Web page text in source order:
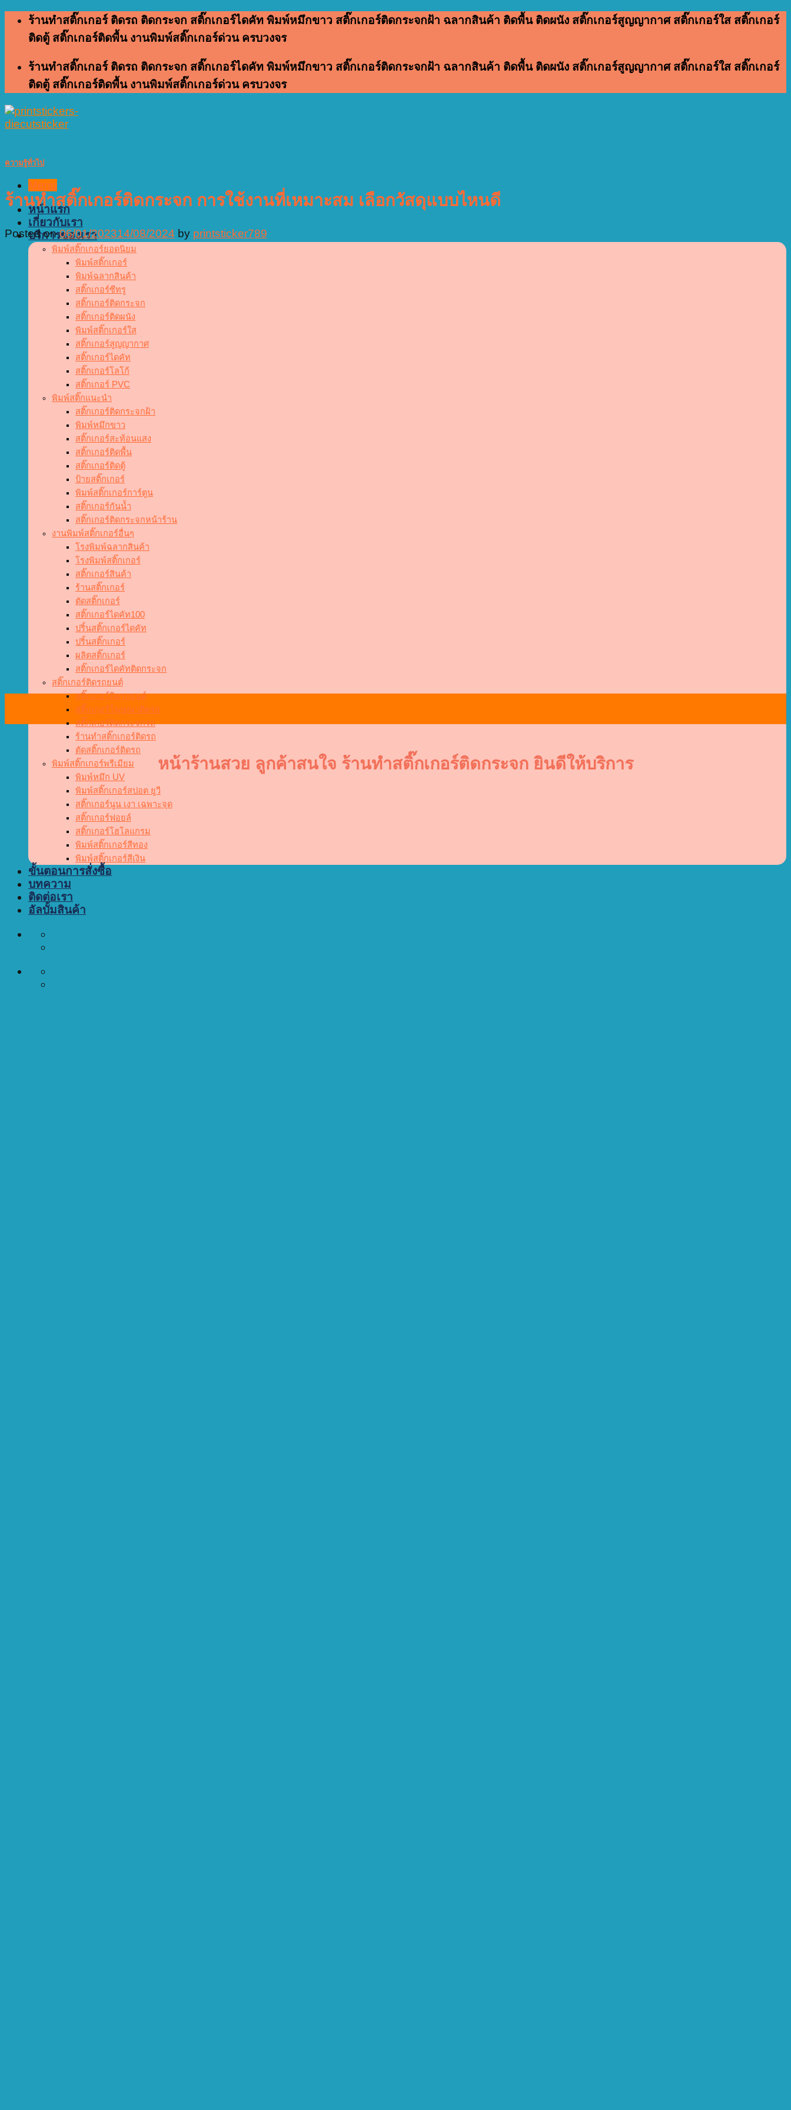
Skip
content
ร้านทำสติ๊กเกอร์ ติดรถ ติดกระจก สติ๊กเกอร์ไดคัท พิมพ์หมึกขาว สติ๊กเกอร์ติดกระจกฝ้า ฉลากสินค้า ติดพื้น ติดผนัง สติ๊กเกอร์สูญญากาศ สติ๊กเกอร์ใส สติ๊กเกอร์
ติดตู้ สติ๊กเกอร์ติดพื้น งานพิมพ์สติ๊กเกอร์ด่วน ครบวงจร
ร้านทำสติ๊กเกอร์ ติดรถ ติดกระจก สติ๊กเกอร์ไดคัท พิมพ์หมึกขาว สติ๊กเกอร์ติดกระจกฝ้า ฉลากสินค้า ติดพื้น ติดผนัง สติ๊กเกอร์สูญญากาศ สติ๊กเกอร์ใส สติ๊กเกอร์
ติดตู้ สติ๊กเกอร์ติดพื้น งานพิมพ์สติ๊กเกอร์ด่วน ครบวงจร
Menu
หน้าแรก
เกี่ยวกับเรา
บริการของเรา
พิมพ์สติ๊กเกอร์ยอดนิยม
พิมพ์สติ๊กเกอร์
พิมพ์ฉลากสินค้า
สติ๊กเกอร์ซีทรู
สติ๊กเกอร์ติดกระจก
สติ๊กเกอร์ติดผนัง
พิมพ์สติ๊กเกอร์ใส
สติ๊กเกอร์สูญญากาศ
สติ๊กเกอร์ไดคัท
สติ๊กเกอร์โลโก้
สติ๊กเกอร์ PVC
พิมพ์สติ๊กแนะนำ
สติ๊กเกอร์ติดกระจกฝ้า
พิมพ์หมึกขาว
สติ๊กเกอร์สะท้อนแสง
สติ๊กเกอร์ติดพื้น
สติ๊กเกอร์ติดตู้
ป้ายสติ๊กเกอร์
พิมพ์สติ๊กเกอร์การ์ตูน
สติ๊กเกอร์กันน้ำ
สติ๊กเกอร์ติดกระจกหน้าร้าน
งานพิมพ์สติ๊กเกอร์อื่นๆ
โรงพิมพ์ฉลากสินค้า
โรงพิมพ์สติ๊กเกอร์
สติ๊กเกอร์สินค้า
ร้านสติ๊กเกอร์
ตัดสติ๊กเกอร์
สติ๊กเกอร์ไดคัท100
ปริ้นสติ๊กเกอร์ไดคัท
ปริ้นสติ๊กเกอร์
ผลิตสติ๊กเกอร์
สติ๊กเกอร์ไดคัทติดกระจก
สติ๊กเกอร์ติดรถยนต์
สติ๊กเกอร์ติดรถยนต์
สติ๊กเกอร์โฆษณาติดรถ
สติ๊กเกอร์ติดกระจกรถ
ร้านทำสติ๊กเกอร์ติดรถ
ตัดสติ๊กเกอร์ติดรถ
พิมพ์สติ๊กเกอร์พรีเมียม
พิมพ์หมึก UV
พิมพ์สติ๊กเกอร์สปอต ยูวี
สติ๊กเกอร์นูน เงา เฉพาะจุด
สติ๊กเกอร์ฟอยล์
สติ๊กเกอร์โฮโลแกรม
พิมพ์สติ๊กเกอร์สีทอง
พิมพ์สติ๊กเกอร์สีเงิน
ขั้นตอนการสั่งซื้อ
บทความ
ติดต่อเรา
อัลบั้มสินค้า
ความรู้ทั่วไป
ร้านทำสติ๊กเกอร์ติดกระจก การใช้งานที่เหมาะสม เลือกวัสดุแบบไหนดี
Posted on06/01/202314/08/2024 by printsticker789
หน้าร้านสวย ลูกค้าสนใจ ร้านทำสติ๊กเกอร์ติดกระจก ยินดีให้บริการ